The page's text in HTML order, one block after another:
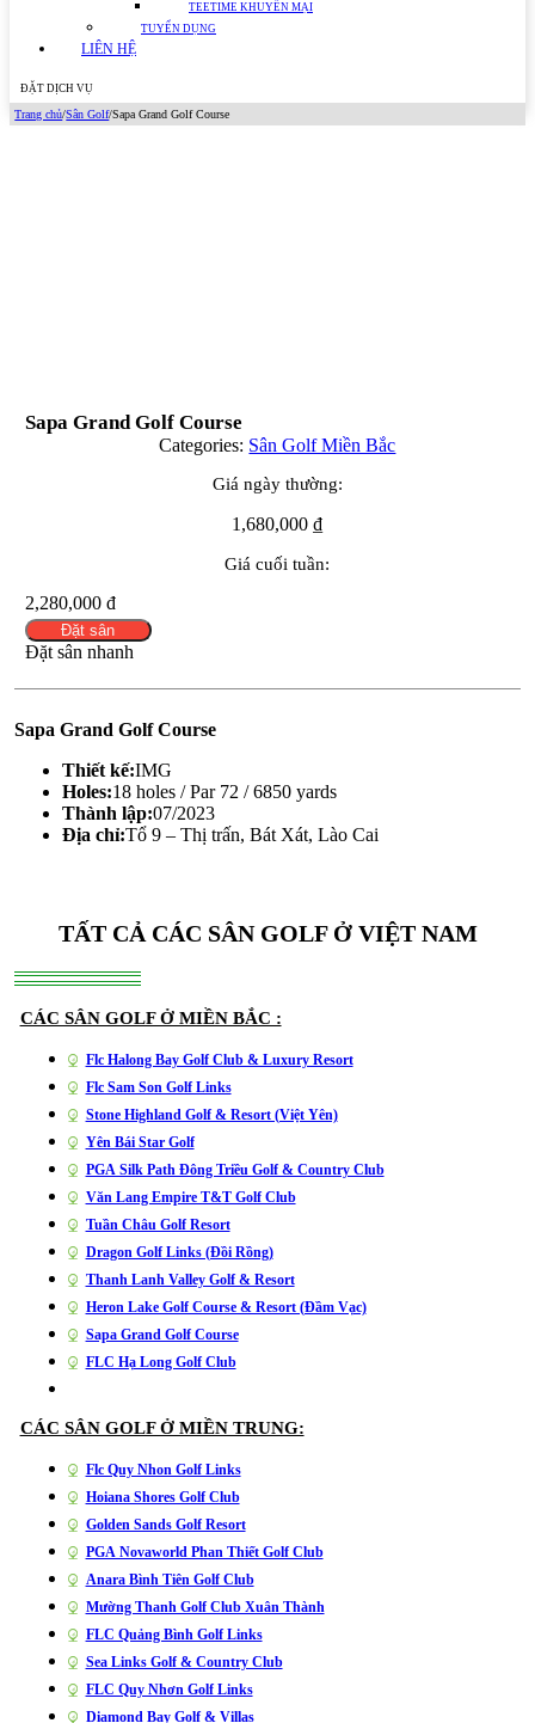
TEETIME KHUYẾN MẠI
TUYỂN DỤNG
LIÊN HỆ
ĐẶT DỊCH VỤ
Trang chủ/Sân Golf/Sapa Grand Golf Course
Sapa Grand Golf Course
Categories: Sân Golf Miền Bắc
Giá ngày thường:
1,680,000₫
Giá cuối tuần:
2,280,000 đ
Đặt sân
Đặt sân nhanh
Sapa Grand Golf Course
Thiết kế:IMG
Holes:18 holes / Par 72 / 6850 yards
Thành lập:07/2023
Địa chỉ:Tổ 9 – Thị trấn, Bát Xát, Lào Cai
TẤT CẢ CÁC SÂN GOLF Ở VIỆT NAM
CÁC SÂN GOLF Ở MIỀN BẮC :
Flc Halong Bay Golf Club & Luxury Resort
Flc Sam Son Golf Links
Stone Highland Golf & Resort (Việt Yên)
Yên Bái Star Golf
PGA Silk Path Đông Triều Golf & Country Club
Văn Lang Empire T&T Golf Club
Tuần Châu Golf Resort
Dragon Golf Links (Đồi Rồng)
Thanh Lanh Valley Golf & Resort
Heron Lake Golf Course & Resort (Đầm Vạc)
Sapa Grand Golf Course
FLC Hạ Long Golf Club
CÁC SÂN GOLF Ở MIỀN TRUNG:
Flc Quy Nhon Golf Links
Hoiana Shores Golf Club
Golden Sands Golf Resort
PGA Novaworld Phan Thiết Golf Club
Anara Bình Tiên Golf Club
Mường Thanh Golf Club Xuân Thành
FLC Quảng Bình Golf Links
Sea Links Golf & Country Club
FLC Quy Nhơn Golf Links
Diamond Bay Golf & Villas